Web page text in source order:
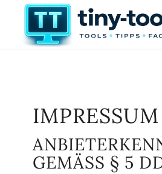
IMPRESSUM
GEMÄSS § 5